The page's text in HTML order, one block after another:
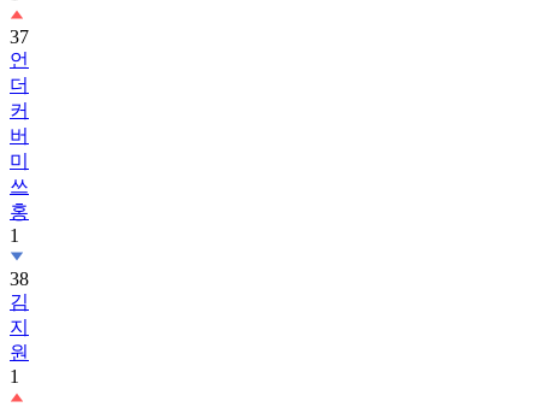
37
언
더
커
버
미
쓰
홍
1
38
김
지
원
1